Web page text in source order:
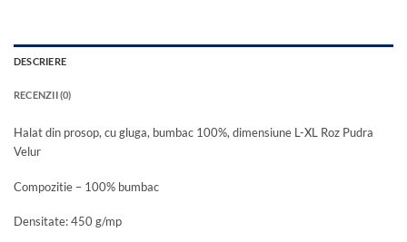
DESCRIERE
RECENZII (0)
Halat din prosop, cu gluga, bumbac 100%, dimensiune L-XL Roz Pudra
Velur
Compozitie – 100% bumbac
Densitate: 450 g/mp